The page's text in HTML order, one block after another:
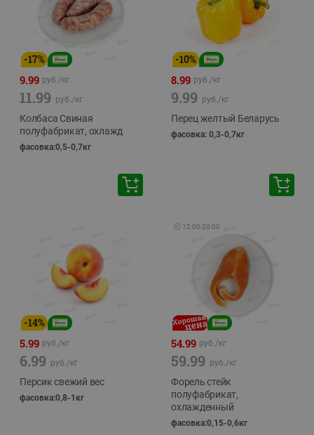
-17%
9.99 руб./кг
11.99 руб./кг
Колбаса Свиная
полуфабрикат, охлажд
фасовка:0,5-0,7кг
-10%
8.99 руб./кг
9.99 руб./кг
Перец желтый Беларусь
фасовка: 0,3-0,7кг
-14%
5.99 руб./кг
6.99 руб./кг
Персик свежий вес
фасовка:0,8-1кг
🕘 12:00-20:00
54.99 руб./кг
59.99 руб./кг
Форель стейк
полуфабрикат,
охлажденный
фасовка:0,15-0,6кг